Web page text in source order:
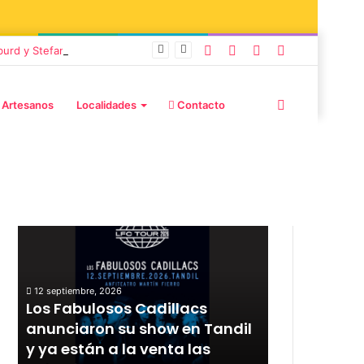
y Stefani
Localidades Contacto
12 septiembre, 2026
Los Fabulosos Cadillacs
anunciaron su show en Tandil
y ya están a la venta las